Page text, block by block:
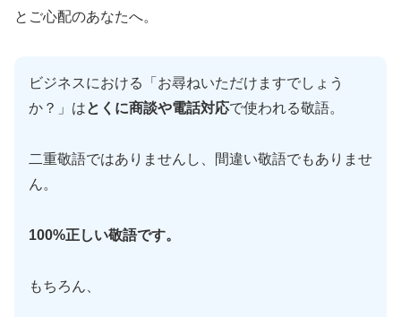
とご心配のあなたへ。
ビジネスにおける「お尋ねいただけますでしょう
か？」はとくに商談や電話対応で使われる敬語。
二重敬語ではありませんし、間違い敬語でもありませ
ん。
100%正しい敬語です。
もちろん、